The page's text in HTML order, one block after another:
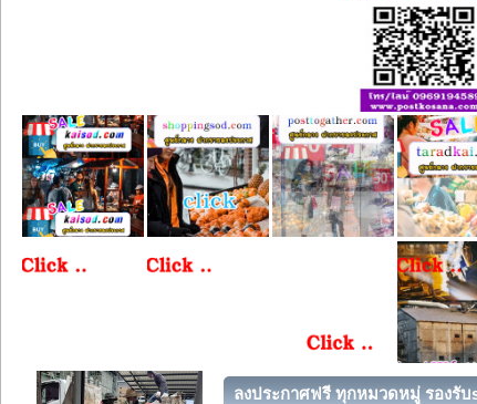
ลงประกาศฟรี ทุกหมวดหมู่ รองรั